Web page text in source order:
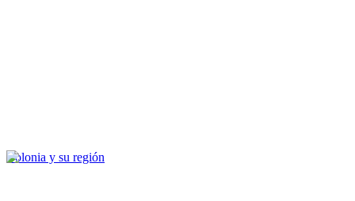
Bolonia y su región